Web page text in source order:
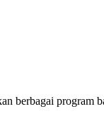
berbagai